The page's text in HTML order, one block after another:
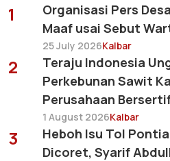
1
Organisasi Pers
Maaf usai Sebut
25 July 2026Kalbar
2
Teraju Indonesia
Perkebunan Sawit
Perusahaan
1 August 2026Kalbar
3
Heboh Isu Tol
Dicoret, Syarif